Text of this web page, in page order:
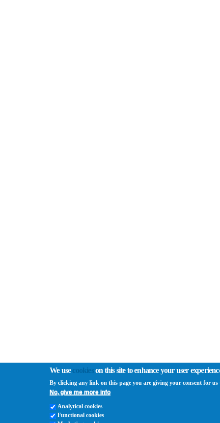
We usecookieson this site to enhance your user
By clicking any link on this page you are giving your consent for us
No, give me more info
Analytical cookies
Functional cookies